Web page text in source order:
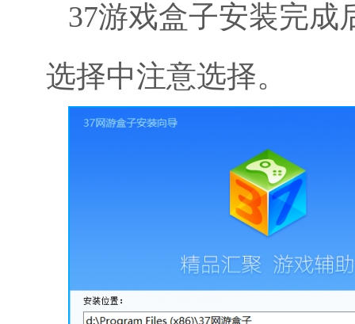
37游戏盒子安装完成
选择中注意选择。